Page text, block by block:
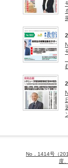
No．1414号（
度